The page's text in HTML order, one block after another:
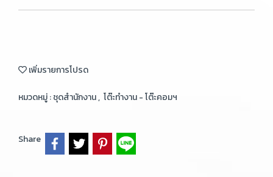
เพิ่มรายการโปรด
หมวดหมู่ :ชุดสำนักงาน, โต๊ะทำงาน - โต๊ะคอมฯ
Share